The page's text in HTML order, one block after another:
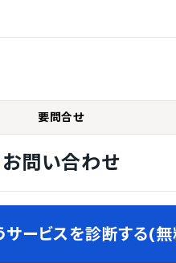
要問合せ
お問い合わせ
サービスを診断する(